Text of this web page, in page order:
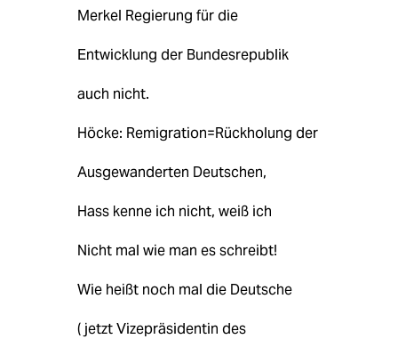
Merkel Regierung für die
Entwicklung der Bundesrepublik
auch nicht.
Höcke: Remigration=Rückholung der
Ausgewanderten Deutschen,
Hass kenne ich nicht, weiß ich
Nicht mal wie man es schreibt!
Wie heißt noch mal die Deutsche
( jetzt Vizepräsidentin des